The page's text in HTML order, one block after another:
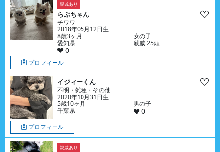
親戚あり
らぶちゃん
チワワ
2018年05月12日生
8歳3ヶ月
女の子
愛知県
親戚 25頭
0
プロフィール
イジィーくん
不明・雑種・その他
2020年10月31日生
5歳10ヶ月
男の子
千葉県
0
プロフィール
親戚あり